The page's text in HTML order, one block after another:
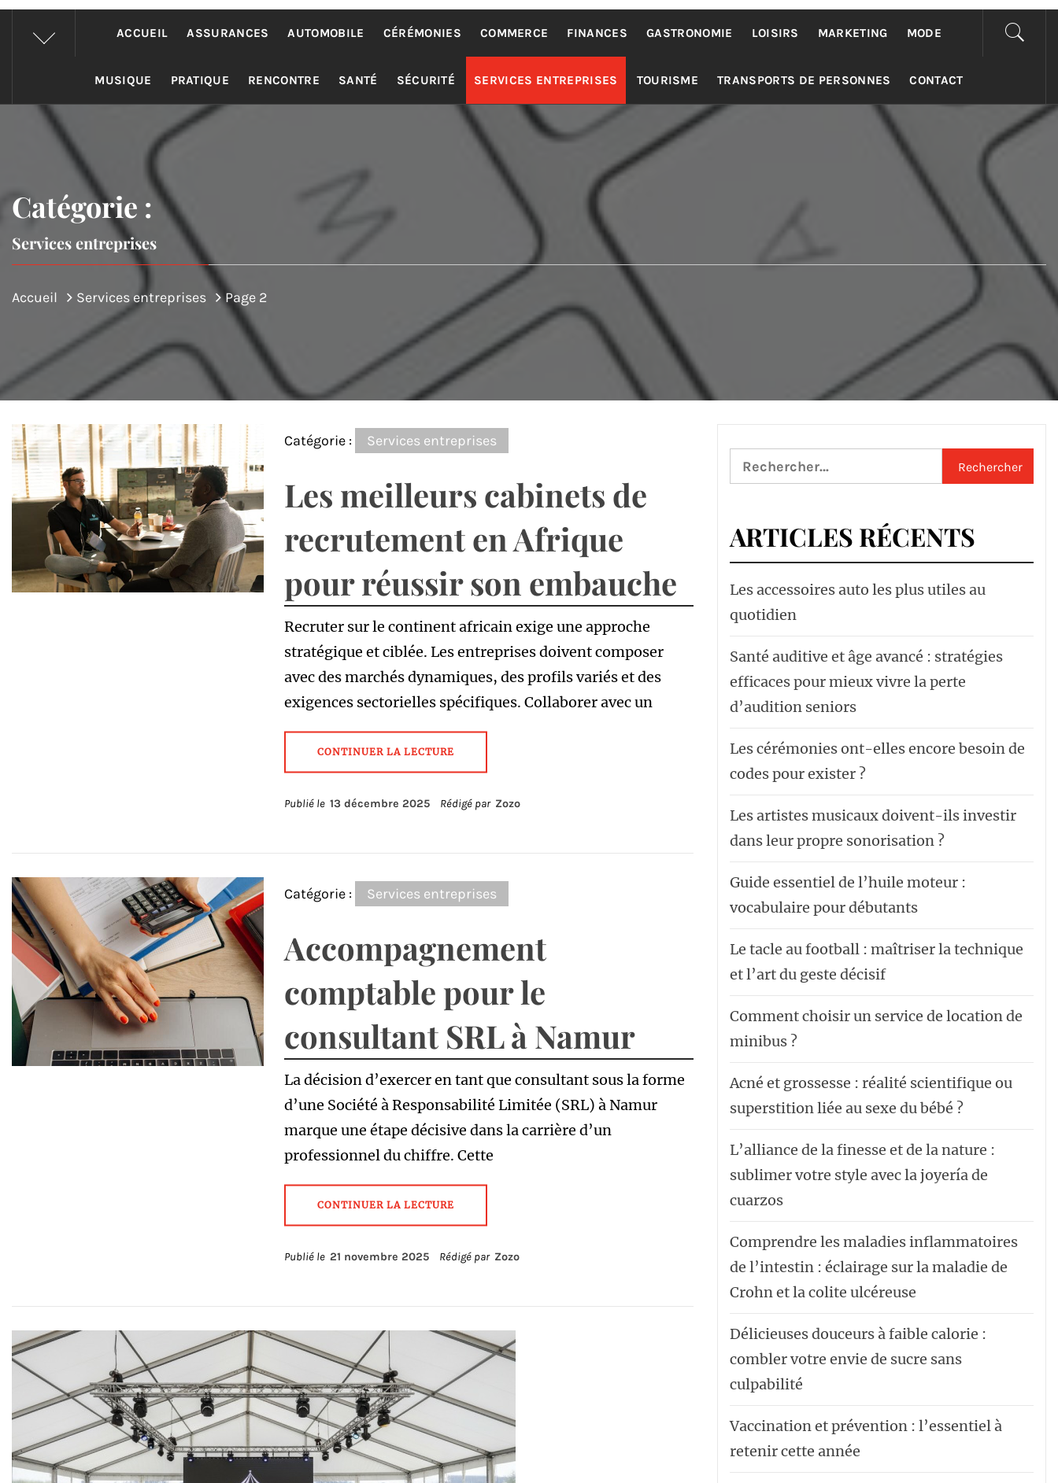
ACCUEIL ASSURANCES AUTOMOBILE CÉRÉMONIES COMMERCE FINANCES GASTRONOMIE LOISIRS MARKETING MODE
MUSIQUE PRATIQUE RENCONTRE SANTÉ SÉCURITÉ SERVICES ENTREPRISES TOURISME TRANSPORTS DE PERSONNES CONTACT
Catégorie :
Services entreprises
Accueil Services entreprises Page 2
Catégorie : Services entreprises
Les meilleurs cabinets de
recrutement en Afrique
pour réussir son embauche
Recruter sur le continent africain exige une approche
stratégique et ciblée. Les entreprises doivent composer
avec des marchés dynamiques, des profils variés et des
exigences sectorielles spécifiques. Collaborer avec un
CONTINUER LA LECTURE
Publié le13 décembre 2025 Rédigé par Zozo
Catégorie : Services entreprises
Accompagnement
comptable pour le
consultant SRL à Namur
La décision d’exercer en tant que consultant sous la forme
d’une Société à Responsabilité Limitée (SRL) à Namur
marque une étape décisive dans la carrière d’un
professionnel du chiffre. Cette
CONTINUER LA LECTURE
Publié le21 novembre 2025 Rédigé par Zozo
Rechercher :
ARTICLES RÉCENTS
Les accessoires auto les plus utiles au
quotidien
Santé auditive et âge avancé : stratégies
efficaces pour mieux vivre la perte
d’audition seniors
Les cérémonies ont-elles encore besoin de
codes pour exister ?
Les artistes musicaux doivent-ils investir
dans leur propre sonorisation ?
Guide essentiel de l’huile moteur :
vocabulaire pour débutants
Le tacle au football : maîtriser la technique
et l’art du geste décisif
Comment choisir un service de location de
minibus ?
Acné et grossesse : réalité scientifique ou
superstition liée au sexe du bébé ?
L’alliance de la finesse et de la nature :
sublimer votre style avec la joyería de
cuarzos
Comprendre les maladies inflammatoires
de l’intestin : éclairage sur la maladie de
Crohn et la colite ulcéreuse
Délicieuses douceurs à faible calorie :
combler votre envie de sucre sans
culpabilité
Vaccination et prévention : l’essentiel à
retenir cette année